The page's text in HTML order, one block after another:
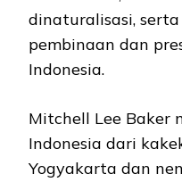
dinaturalisasi,
pembinaan dan
Indonesia.
Mitchell Lee Baker
Indonesia dari
Yogyakarta dan